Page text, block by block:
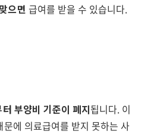
으면 급여를 받을 수 있습니다.
부양비 기준이 폐지됩니다. 이
에 의료급여를 받지 못하는 사